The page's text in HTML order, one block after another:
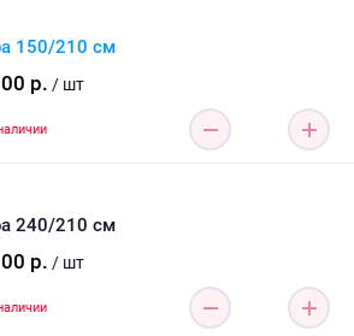
150/210 см
р. / шт
240/210 см
р. / шт